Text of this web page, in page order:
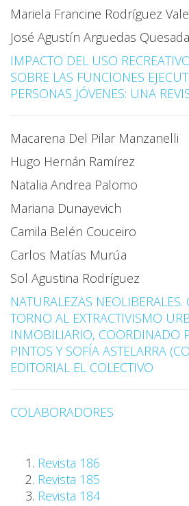
Mariela Francine Rodríguez
José Agustín Arguedas Quesada
IMPACTO DEL USO
SOBRE LAS FUNCIONES
PERSONAS JÓVENES: UNA
Macarena Del Pilar Manzanelli
Hugo Hernán Ramírez
Natalia Andrea Palomo
Mariana Dunayevich
Camila Belén Couceiro
Carlos Matías Murúa
Sol Agustina Rodríguez
NATURALEZAS NEOLIBERALES.
TORNO AL EXTRACTIVISMO
INMOBILIARIO, COORDINADO
PINTOS Y SOFÍA ASTELARRA
EDITORIAL EL COLECTIVO
COLABORADORES
Revista 186
Revista 185
Revista 184